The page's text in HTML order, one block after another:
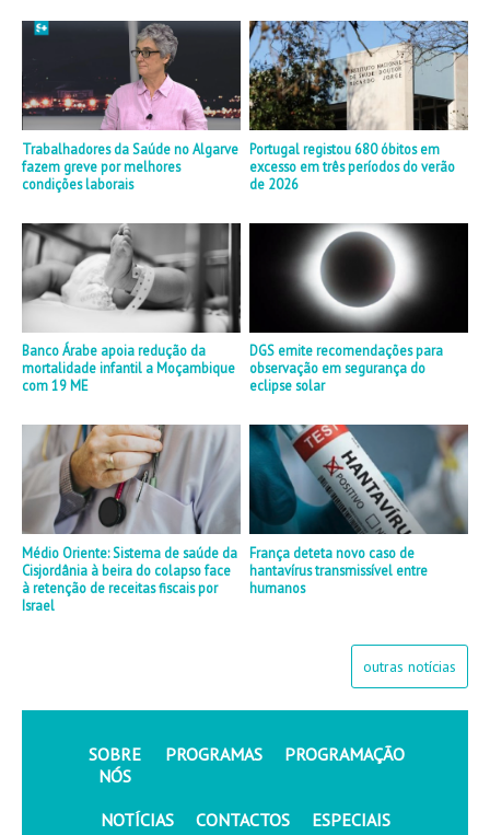
Trabalhadores da Saúde no Algarve
fazem greve por melhores
condições laborais
Portugal registou 680 óbitos em
excesso em três períodos do verão
de 2026
Banco Árabe apoia redução da
mortalidade infantil a Moçambique
com 19 ME
DGS emite recomendações para
observação em segurança do
eclipse solar
Médio Oriente: Sistema de saúde da
Cisjordânia à beira do colapso face
à retenção de receitas fiscais por
Israel
França deteta novo caso de
hantavírus transmissível entre
humanos
outras notícias
SOBRE
NÓS
PROGRAMAS PROGRAMAÇÃO
NOTÍCIAS CONTACTOS ESPECIAIS